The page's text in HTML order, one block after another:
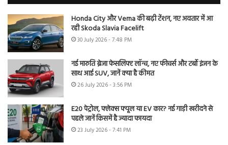
Honda City और Verna की बढ़ी टेंशन, नए अवतार में आ
रही Skoda Slavia Facelift
30 July 2026 - 7:48 PM
नई मारुति ब्रेजा फेसलिफ्ट लॉन्च, नए फीचर्स और टर्बो इंजन के
साथ आई SUV, जानें क्या है कीमत
26 July 2026 - 3:56 PM
E20 पेट्रोल, फ्लेक्स फ्यूल या EV कार? नई गाड़ी खरीदने से
पहले जानें किसमें है ज्यादा फायदा
23 July 2026 - 7:41 PM